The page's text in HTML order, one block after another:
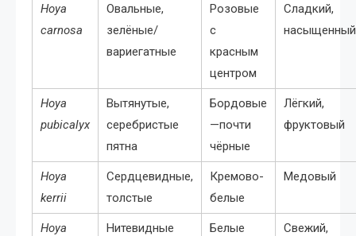
Hoya
carnosa
Овальные,
зелёные/
вариегатные
Розовые
с
красным
центром
Сладкий,
насыщенный
Hoya
pubicalyx
Вытянутые,
серебристые
пятна
Бордовые
—почти
чёрные
Лёгкий,
фруктовый
Hoya
kerrii
Сердцевидные,
толстые
Кремово-
белые
Медовый
Hoya
Нитевидные
Белые
Свежий,